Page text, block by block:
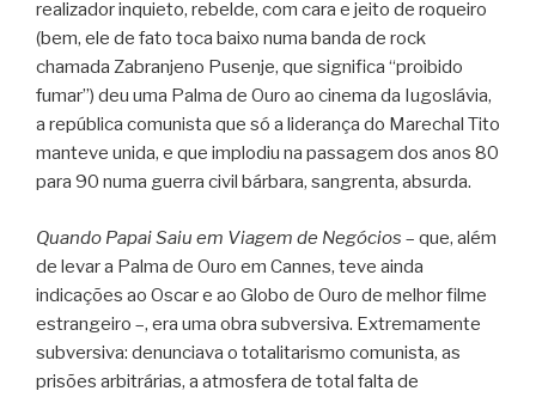
realizador inquieto, rebelde, com cara e jeito de roqueiro
(bem, ele de fato toca baixo numa banda de rock
chamada Zabranjeno Pusenje, que significa “proibido
fumar”) deu uma Palma de Ouro ao cinema da Iugoslávia,
a república comunista que só a liderança do Marechal Tito
manteve unida, e que implodiu na passagem dos anos 80
para 90 numa guerra civil bárbara, sangrenta, absurda.
Quando Papai Saiu em Viagem de Negócios – que, além
de levar a Palma de Ouro em Cannes, teve ainda
indicações ao Oscar e ao Globo de Ouro de melhor filme
estrangeiro –, era uma obra subversiva. Extremamente
subversiva: denunciava o totalitarismo comunista, as
prisões arbitrárias, a atmosfera de total falta de